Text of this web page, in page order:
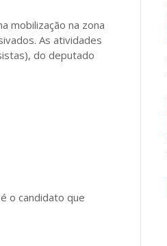
mobilização na zona
As atividades
do deputado
o candidato que